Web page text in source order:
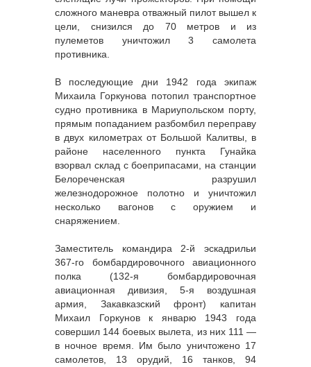
сложного маневра отважный пилот вышел к
цели, снизился до 70 метров и из
пулеметов уничтожил 3 самолета
противника.
В последующие дни 1942 года экипаж
Михаила Горкунова потопил транспортное
судно противника в Мариупольском порту,
прямым попаданием разбомбил переправу
в двух километрах от Большой Калитвы, в
районе населенного пункта Гунайка
взорвал склад с боеприпасами, на станции
Белореченская разрушил
железнодорожное полотно и уничтожил
несколько вагонов с оружием и
снаряжением.
Заместитель командира 2-й эскадрильи
367-го бомбардировочного авиационного
полка (132-я бомбардировочная
авиационная дивизия, 5-я воздушная
армия, Закавказский фронт) капитан
Михаил Горкунов к январю 1943 года
совершил 144 боевых вылета, из них 111 —
в ночное время. Им было уничтожено 17
самолетов, 13 орудий, 16 танков, 94